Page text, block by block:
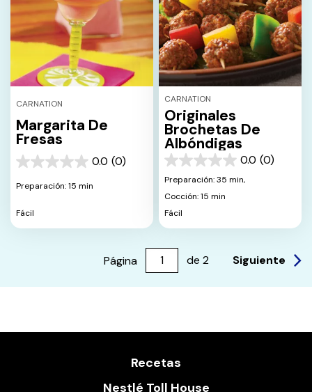
CARNATION
Margarita De
Fresas
0.0 (0)
0.0
5
Preparación: 15 min
Fácil
CARNATION
Originales
Brochetas De
Albóndigas
0.0 (0)
0.0
de
estrellas.
Preparación: 35 min,
Cocción: 15 min
Fácil
Página de 2 Siguiente
Recetas
Nestlé Toll House